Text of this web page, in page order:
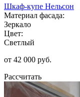
Шкаф-купе Нельсон
Материал фасада:
Зеркало
Цвет:
Светлый
от 42 000 руб.
Рассчитать